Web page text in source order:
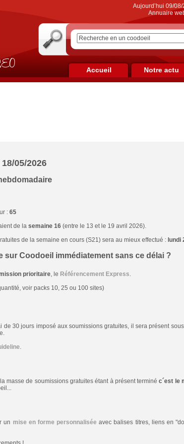
Aujourd’hui 09/
Annuaire
Accueil Notre actu
05/2026
: 65
de la semaine 16(entre le 13 et le 19 avril 2026).
de la semaine en cours (S21) sera au mieux effectué : lundi
sur Coodoeil immédiatement sans ce délai ?
prioritaire, le Référencement Express.
voir packs 10, 25 ou 100 sites)
de 30 jours imposé aux soumissions gratuites, il sera présent
.
masse de soumissions gratuites étant à présent terminéc´est le
un mise en forme personnalisée avec balises titres, liens en